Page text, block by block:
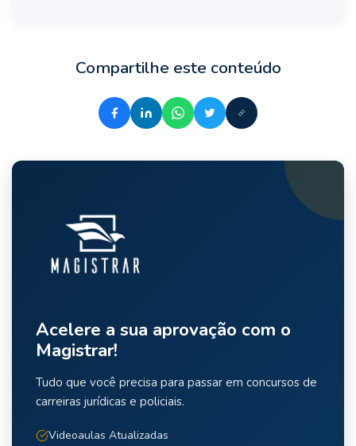
Compartilhe este conteúdo
Acelere a sua aprovação com o
Magistrar!
Tudo que você precisa para passar em concursos de
carreiras jurídicas e policiais.
Videoaulas Atualizadas